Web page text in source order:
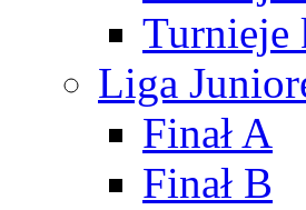
Turnieje
Liga
Finał A
Finał B